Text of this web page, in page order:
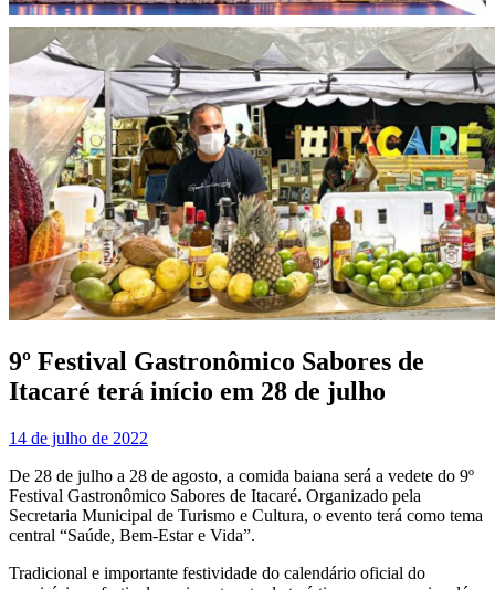
9º Festival Gastronômico Sabores de
Itacaré terá início em 28 de julho
14 de julho de 2022
De 28 de julho a 28 de agosto, a comida baiana será a vedete do 9º
Festival Gastronômico Sabores de Itacaré. Organizado pela
Secretaria Municipal de Turismo e Cultura, o evento terá como tema
central “Saúde, Bem-Estar e Vida”.
Tradicional e importante festividade do calendário oficial do